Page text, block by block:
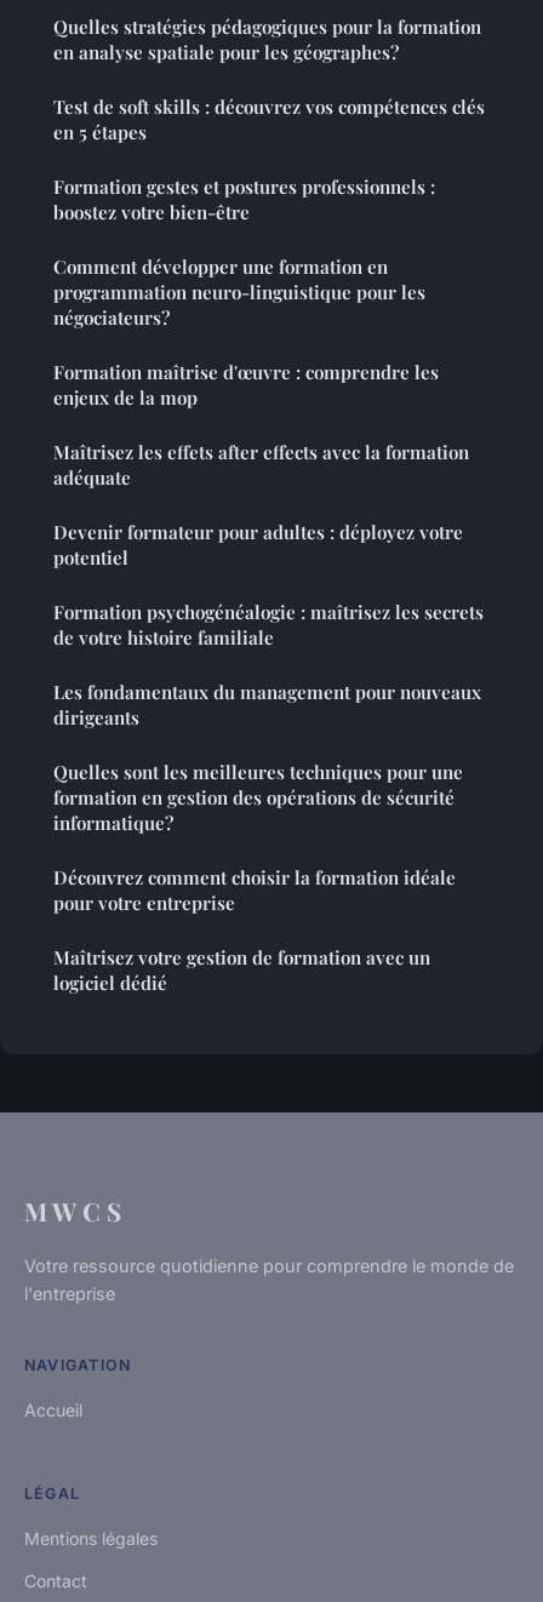
Quelles stratégies pédagogiques pour la formation
en analyse spatiale pour les géographes?
Test de soft skills : découvrez vos compétences clés
en 5 étapes
Formation gestes et postures professionnels :
boostez votre bien-être
Comment développer une formation en
programmation neuro-linguistique pour les
négociateurs?
Formation maîtrise d'œuvre : comprendre les
enjeux de la mop
Maîtrisez les effets after effects avec la formation
adéquate
Devenir formateur pour adultes : déployez votre
potentiel
Formation psychogénéalogie : maîtrisez les secrets
de votre histoire familiale
Les fondamentaux du management pour nouveaux
dirigeants
Quelles sont les meilleures techniques pour une
formation en gestion des opérations de sécurité
informatique?
Découvrez comment choisir la formation idéale
pour votre entreprise
Maîtrisez votre gestion de formation avec un
logiciel dédié
M W C S
Votre ressource quotidienne pour comprendre le monde de
l'entreprise
NAVIGATION
Accueil
LÉGAL
Mentions légales
Contact